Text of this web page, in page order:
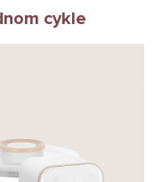
cykle